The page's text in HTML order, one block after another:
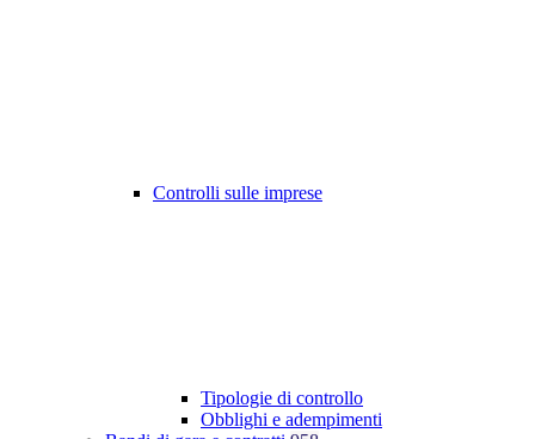
Controlli sulle imprese
Tipologie di controllo
Obblighi e adempimenti